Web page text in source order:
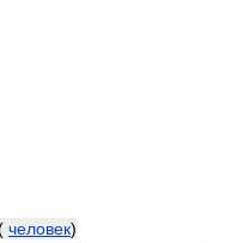
человек)